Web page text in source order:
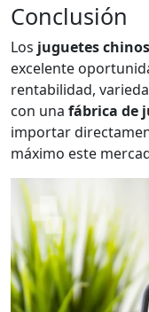
Conclusión
Los juguetes
excelente
rentabilidad,
con una fábrica de
importar
máximo este